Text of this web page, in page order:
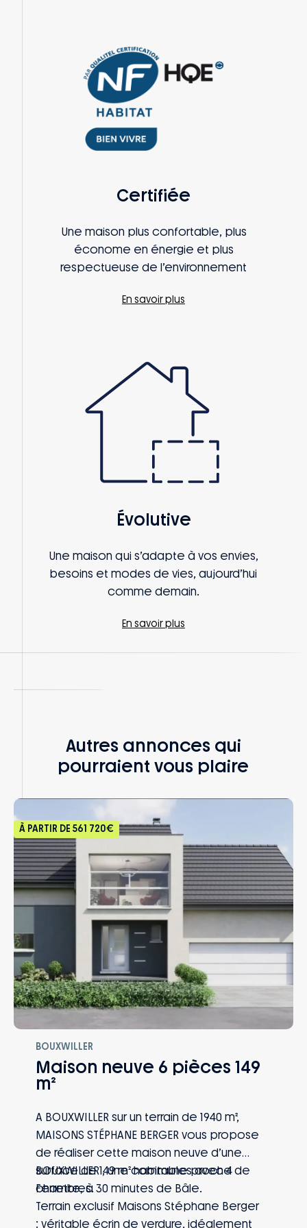
Certifiée
Une maison plus confortable, plus
économe en énergie et plus
respectueuse de l’environnement
En savoir plus
Évolutive
Une maison qui s’adapte à vos envies,
besoins et modes de vies, aujourd’hui
comme demain.
En savoir plus
Autres annonces qui
pourraient vous plaire
À PARTIR DE 561 720€
BOUXWILLER
Maison neuve 6 pièces 149
m²
A BOUXWILLER sur un terrain de 1940 m²,
MAISONS STÉPHANE BERGER vous propose
de réaliser cette maison neuve d’une
surface de 149 m² habitables avec 4
chambres.
BOUXWILLER , une commune proche de
Ferrette, à 30 minutes de Bâle.
Terrain exclusif Maisons Stéphane Berger
: véritable écrin de verdure, idéalement